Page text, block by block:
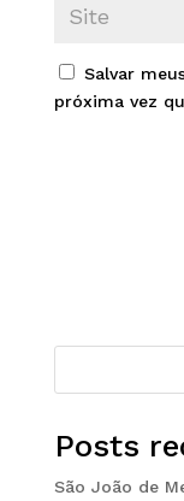
Salvar
próxima vez
Posts
São João de